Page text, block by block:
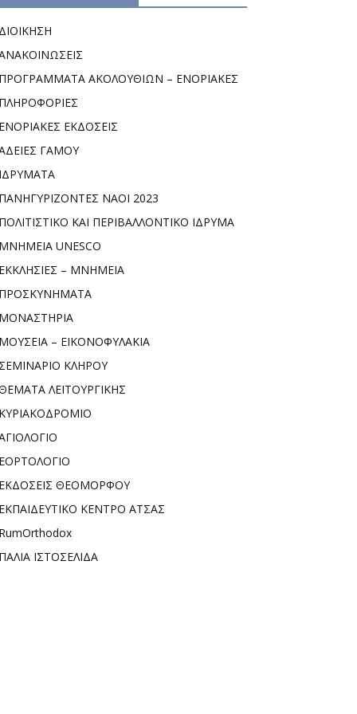
ΑΚΟΛΟΥΘΙΩΝ – ΕΝΟΡΙΑΚΕΣ
ΕΚΔΟΣΕΙΣ
ΓΑΜΟΥ
ΝΑΟΙ 2023
ΚΑΙ ΠΕΡΙΒΑΛΛΟΝΤΙΚΟ ΙΔΡΥΜΑ
UNESCO
– ΜΝΗΜΕΙΑ
– ΕΙΚΟΝΟΦΥΛΑΚΙΑ
ΚΛΗΡΟΥ
ΛΕΙΤΟΥΡΓΙΚΗΣ
ΘΕΟΜΟΡΦΟΥ
ΚΕΝΤΡΟ ΑΤΣΑΣ
ΙΣΤΟΣΕΛΙΔΑ